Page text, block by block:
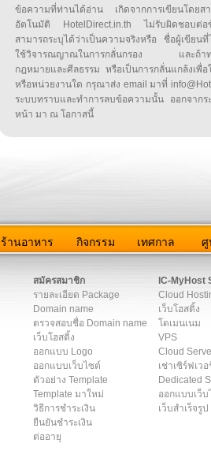
ข้อความที่ท่านได้อ่าน เกิดจากการเขียนโดย
อัตโนมัติ HotelDirect.in.th ไม่รับผิดชอบต่อ
สามารถระบุได้ว่าเป็นความจริงหรือ ชื่อผู้เขียน
ใช้วิจารณญาณในการกลั่นกรอง และถ้าท่า
กฎหมายและศีลธรรม หรือเป็นการกลั่นแกล้งเพื่
หรือหน่วยงานใด กรุณาส่ง email มาที่
ระบบทราบและทำการลบข้อความนั้น ออกจาก
หน้า มา ณ โอกาสนี้
ร้านอาหาร กิจกรรม เทศกาล ศู
สมัครสมาชิก
รายละเอียด Package
Domain name
ตรวจสอบชื่อ Domain name
เว็บโฮสติ้ง
ออกแบบ Logo
ออกแบบเว็บไซต์
ตัวอย่าง Template
Template มาใหม่
วิธีการชำระเงิน
ยืนยันชำระเงิน
ต่ออายุ
IC-MyHost
Cloud
เว็บโฮสติ้ง
โดเมนเนม
VPS
Cloud
เช่าเซิร์ฟเวอ
Dedicated
ออกแบบเว็บ
เว็บสำเร็จรูป